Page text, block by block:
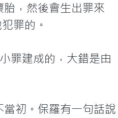
，然後會生出罪來
罪的。
罪建成的，大錯是由
初。保羅有一句話說